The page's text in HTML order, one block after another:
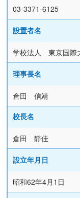
03-3371-6125
設置者名
学校法人 東京国際
理事長名
倉田 信靖
校長名
倉田 靜佳
設立年月日
昭和62年4月1日